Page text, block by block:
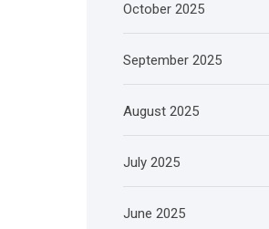
October 2025
September 2025
August 2025
July 2025
June 2025